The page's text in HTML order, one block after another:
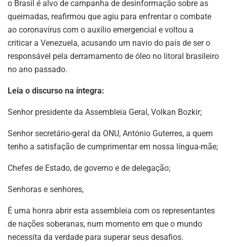
o Brasil é alvo de campanha de desinformação sobre as
queimadas, reafirmou que agiu para enfrentar o combate
ao coronavírus com o auxílio emergencial e voltou a
criticar a Venezuela, acusando um navio do país de ser o
responsável pela derramamento de óleo no litoral brasileiro
no ano passado.
Leia o discurso na íntegra:
Senhor presidente da Assembleia Geral, Volkan Bozkir;
Senhor secretário-geral da ONU, António Guterres, a quem
tenho a satisfação de cumprimentar em nossa língua-mãe;
Chefes de Estado, de governo e de delegação;
Senhoras e senhores,
É uma honra abrir esta assembleia com os representantes
de nações soberanas, num momento em que o mundo
necessita da verdade para superar seus desafios.